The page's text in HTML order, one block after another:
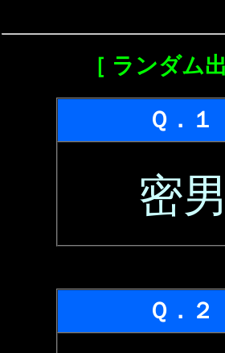
［ ランダム
Ｑ．１
密男
Ｑ．２